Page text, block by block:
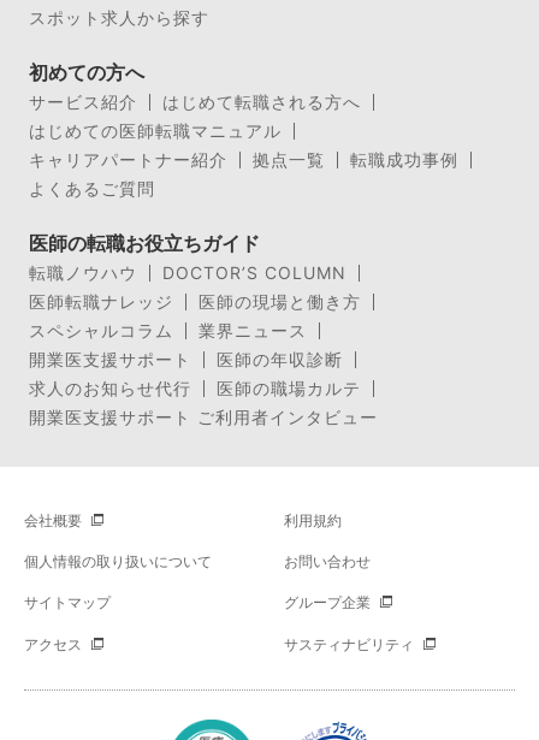
スポット求人から探す
初めての方へ
サービス紹介
はじめて転職される方へ
はじめての医師転職マニュアル
キャリアパートナー紹介
拠点一覧
転職成功事例
よくあるご質問
医師の転職お役立ちガイド
転職ノウハウ
DOCTOR’S COLUMN
医師転職ナレッジ
医師の現場と働き方
スペシャルコラム
業界ニュース
開業医支援サポート
医師の年収診断
求人のお知らせ代行
医師の職場カルテ
開業医支援サポート ご利用者インタビュー
会社概要 利用規約
個人情報の取り扱いについて お問い合わせ
サイトマップ グループ企業
アクセス サスティナビリティ